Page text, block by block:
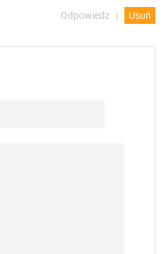
Odpowiedz Usuń